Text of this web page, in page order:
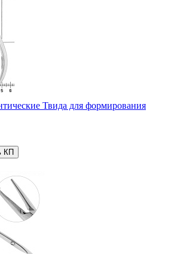
Твида для формирования
КП